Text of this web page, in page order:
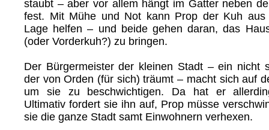
staubt – aber vor allem hängt im Gatter neben
fest. Mit Mühe und Not kann Prop der Kuh aus
Lage helfen – und beide gehen daran, das
(oder Vorderkuh?) zu bringen.
Der Bürgermeister der kleinen Stadt – ein nicht
der von Orden (für sich) träumt – macht sich auf
um sie zu beschwichtigen. Da hat er
Ultimativ fordert sie ihn auf, Prop müsse
sie die ganze Stadt samt Einwohnern verhexen.